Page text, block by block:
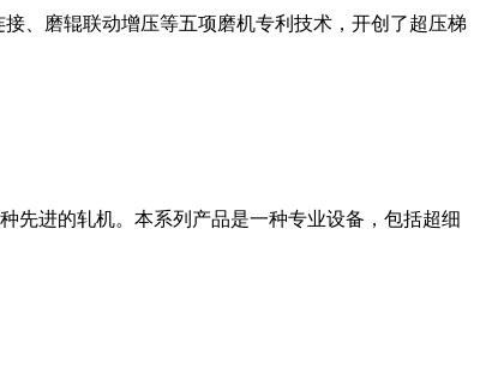
、磨辊联动增压等五项磨机专利技术，开创了超压梯
先进的轧机。本系列产品是一种专业设备，包括超细